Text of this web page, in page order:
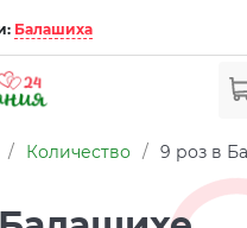
Балашиха
/ Количество / 9 роз в